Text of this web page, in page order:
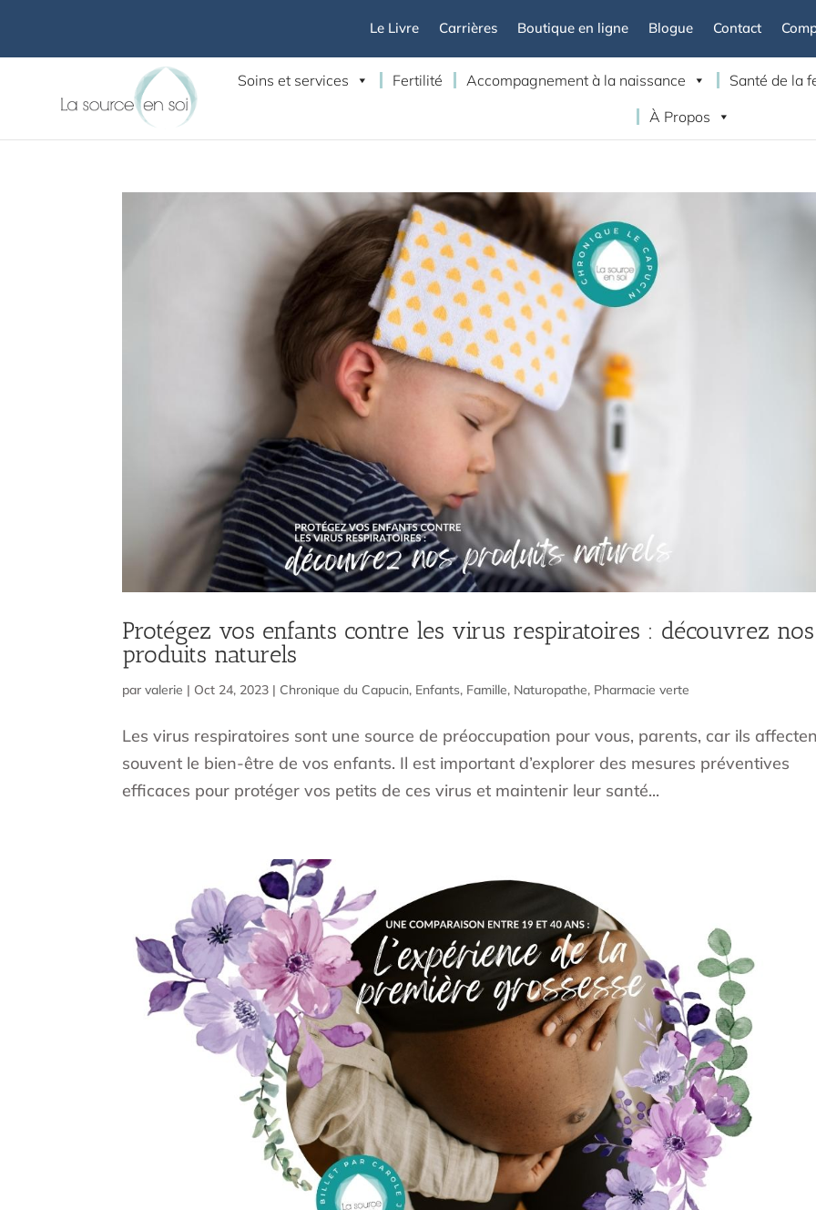
Le Livre Carrières Boutique en ligne Blogue Contact
Soins et services Fertilité Accompagnement à la naissance
Santé de la
À Propos
Protégez vos enfants contre les virus respiratoires : découvrez nos
produits naturels
parvalerie | Oct 24, 2023 | Chronique du Capucin, Enfants, Famille, Naturopathe, Pharmacie verte
Les virus respiratoires sont une source de préoccupation pour vous, parents, car ils
souvent le bien-être de vos enfants. Il est important d’explorer des mesures préventives
efficaces pour protéger vos petits de ces virus et maintenir leur santé...